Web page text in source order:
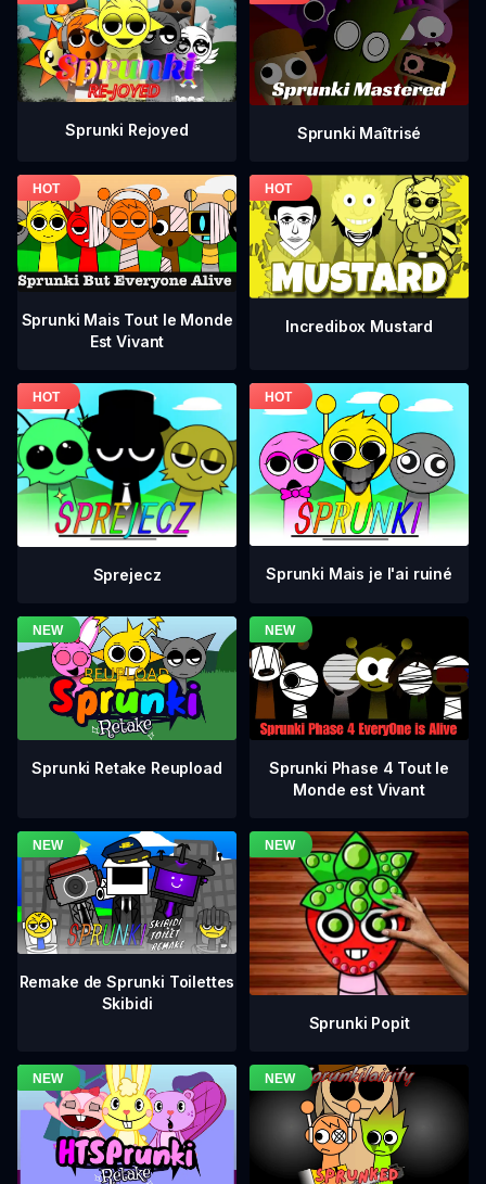
Sprunki Rejoyed Sprunki Maîtrisé
Sprunki Mais Tout le Monde
Est Vivant
Incredibox Mustard
Sprejecz Sprunki Mais je l'ai ruiné
Sprunki Retake Reupload
Sprunki Phase 4 Tout le
Monde est Vivant
Remake de Sprunki Toilettes
Skibidi
Sprunki Popit